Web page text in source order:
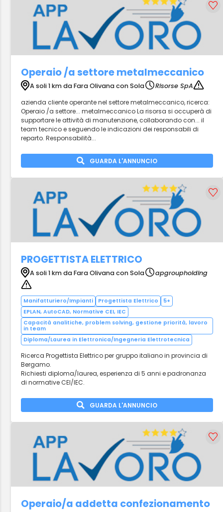
Operaio /a settore metalmeccanico
A soli 1 km da Fara Olivana con Sola
Risorse SpA
azienda cliente operante nel settore metalmeccanico, ricerca:
Operaio /a settore... metalmeccanico La risorsa si occuperà di
supportare le attività di manutenzione, collaborando con... il
team tecnico e seguendo le indicazioni dei responsabili di
reparto. Responsabilità...
GUARDA L'ANNUNCIO
PROGETTISTA ELETTRICO
A soli 1 km da Fara Olivana con Sola apgroupholding
Manifatturiero/Impianti Progettista Elettrico
5+
EPLAN, AutoCAD, Normative CEI, IEC
Capacità analitiche, problem solving, gestione priorità, lavoro
in team
Diploma/Laurea in Elettronica/Ingegneria Elettrotecnica
Ricerca Progettista Elettrico per gruppo italiano in provincia di
Bergamo.
Richiesti diploma/laurea, esperienza di 5 anni e padronanza
di normative CEI/IEC.
GUARDA L'ANNUNCIO
Operaio/a addetta confezionamento